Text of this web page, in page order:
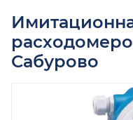
Сабурово